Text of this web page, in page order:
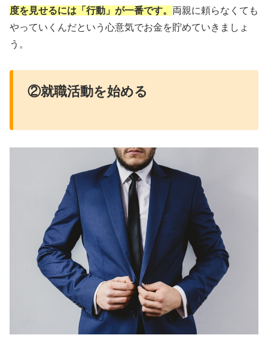
度を見せるには「行動」が一番です。 両親に頼らなくても
やっていくんだという心意気でお金を貯めていきましょ
う。
②就職活動を始める